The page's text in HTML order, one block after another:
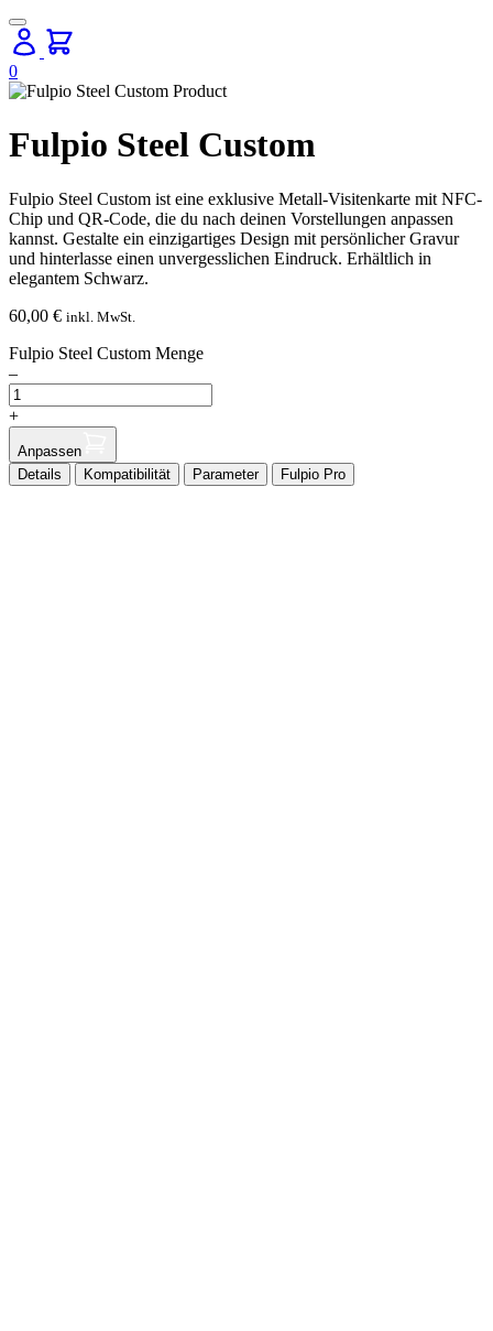
0
Fulpio Steel Custom
Fulpio Steel Custom ist eine exklusive Metall-Visitenkarte mit NFC-
Chip und QR-Code, die du nach deinen Vorstellungen anpassen
kannst. Gestalte ein einzigartiges Design mit persönlicher Gravur
und hinterlasse einen unvergesslichen Eindruck. Erhältlich in
elegantem Schwarz.
60,00 € inkl. MwSt.
Fulpio Steel Custom Menge
–
+
Anpassen
Details
Kompatibilität Parameter Fulpio Pro